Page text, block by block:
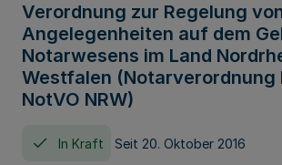
Verordnung zur Regelung
Angelegenheiten auf dem
Notarwesens im Land
Westfalen (Notarverordnung
NotVO NRW)
In Kraft Seit 20. Oktober 2016